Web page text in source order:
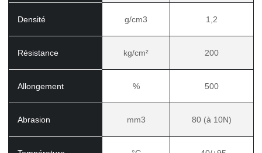
Densité g/cm3 1,2
Résistance kg/cm² 200
Allongement % 500
Abrasion mm3 80 (à 10N)